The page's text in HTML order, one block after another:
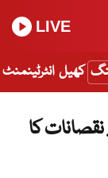
LIVE
کھیل انٹرٹینمنٹ
نقصانات کا